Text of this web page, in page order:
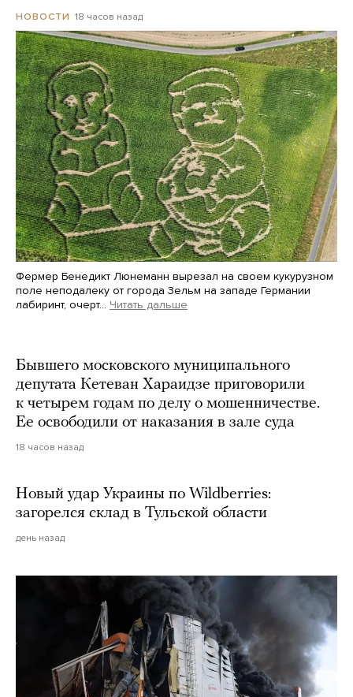
НОВОСТИ 18 часов назад
Фермер Бенедикт Люнеманн вырезал на своем кукурузном
поле неподалеку от города Зельм на западе Германии
лабиринт, очерт… Читать дальше
Бывшего московского муниципального
депутата Кетеван Хараидзе приговорили
к четырем годам по делу о мошенничестве.
Ее освободили от наказания в зале суда
18 часов назад
Новый удар Украины по Wildberries:
загорелся склад в Тульской области
день назад